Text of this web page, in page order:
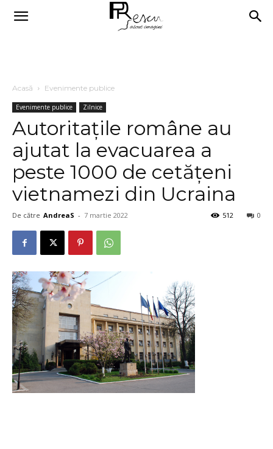
Acasă Evenimente publice
Evenimente publice Zilnice
Autoritațile române au
ajutat la evacuarea a
peste 1000 de cetățeni
vietnamezi din Ucraina
De către AndreaS - 7 martie 2022 0
512